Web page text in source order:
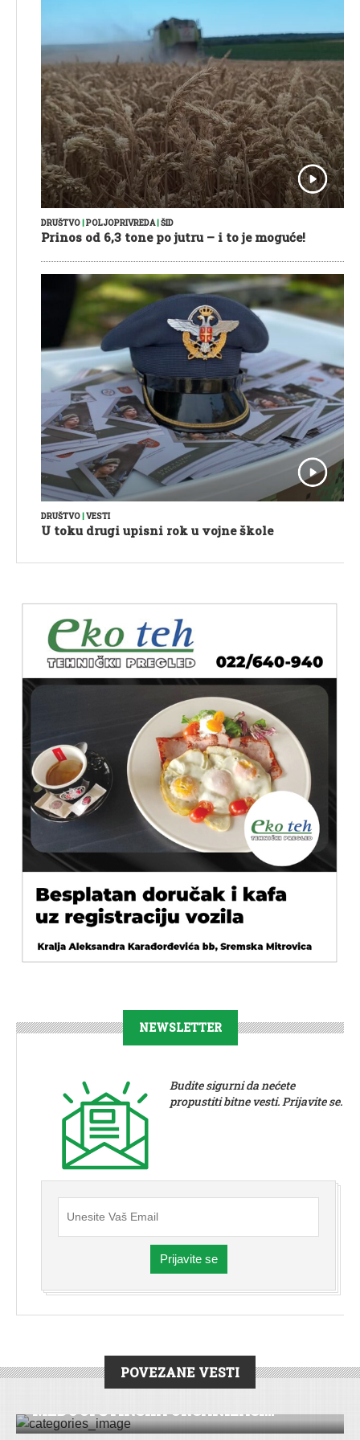
DRUŠTVO POLJOPRIVREDA| ŠID
Prinos od 6,3 tone po jutru – i to je moguće!
DRUŠTVO VESTI
U toku drugi upisni rok u vojne škole
NEWSLETTER
Budite sigurni da nećete
propustiti bitne vesti. Prijavite se.
Prijavite se
POVEZANE VESTI
DRUŠTVO|REPORTAŽA|SREMSKA MITROVICA
MEĐUOPŠTINSKA ORGANIZACI...
VESTI|ŠID
Mirović